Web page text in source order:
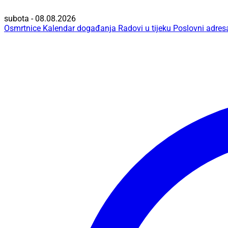
subota - 08.08.2026
Osmrtnice Kalendar događanja Radovi u tijeku Poslovni